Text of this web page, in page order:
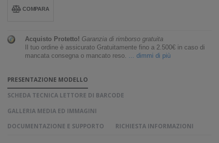
COMPARA
Acquisto Protetto! Garanzia di rimborso gratuita
Il tuo ordine è assicurato Gratuitamente fino a 2.500€ in caso di
mancata consegna o mancato reso. ... dimmi di più
PRESENTAZIONE MODELLO
SCHEDA TECNICA LETTORE DI BARCODE
GALLERIA MEDIA ED IMMAGINI
DOCUMENTAZIONE E SUPPORTO
RICHIESTA INFORMAZIONI